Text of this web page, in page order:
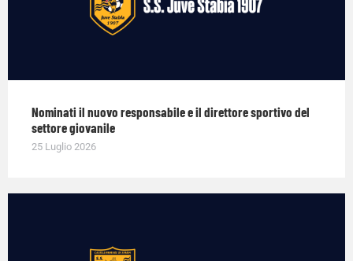
Nominati il nuovo responsabile e il direttore sportivo del
settore giovanile
25 Luglio 2026